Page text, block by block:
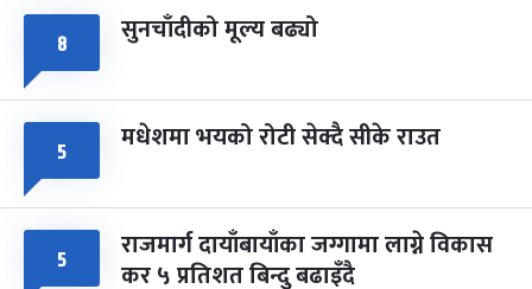
८ सुनचाँदीको मूल्य बढ्यो
५ मधेशमा भयको रोटी सेक्दै सीके राउत
५ राजमार्ग दायाँबायाँका जग्गामा लाग्ने विकास
कर ५ प्रतिशत बिन्दु बढाइँदै